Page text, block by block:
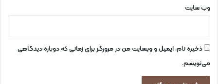
وب‌ سایت
ذخیره نام، ایمیل و وبسایت من در مرورگر برای زمانی که دوباره دیدگاهی
می‌نویسم.